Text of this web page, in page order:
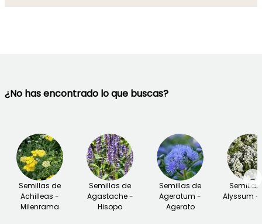
¿No has encontrado lo que buscas?
Semillas de
Achilleas -
Milenrama
Semillas de
Agastache -
Hisopo
Semillas de
Ageratum -
Agerato
Semillas
Alyssum -
→